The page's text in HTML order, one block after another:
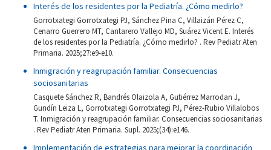
Interés de los residentes por la Pediatría. ¿Cómo medirlo?
Gorrotxategi Gorrotxategi PJ, Sánchez Pina C, Villaizán Pérez C,
Cenarro Guerrero MT, Cantarero Vallejo MD, Suárez Vicent E. Interés
de los residentes por la Pediatría. ¿Cómo medirlo? . Rev Pediatr Aten
Primaria. 2025;27:e9-e10.
Inmigración y reagrupación familiar. Consecuencias
sociosanitarias
Casquete Sánchez R, Bandrés Olaizola A, Gutiérrez Marrodan J,
Gundín Leiza L, Gorrotxategi Gorrotxategi PJ, Pérez-Rubio Villalobos
T. Inmigración y reagrupación familiar. Consecuencias sociosanitarias
. Rev Pediatr Aten Primaria. Supl. 2025;(34):e146.
Implementación de estrategias para mejorar la coordinación